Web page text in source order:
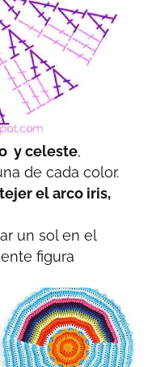
y celeste,
de cada color.
tejer el arco iris,
un sol en el
figura